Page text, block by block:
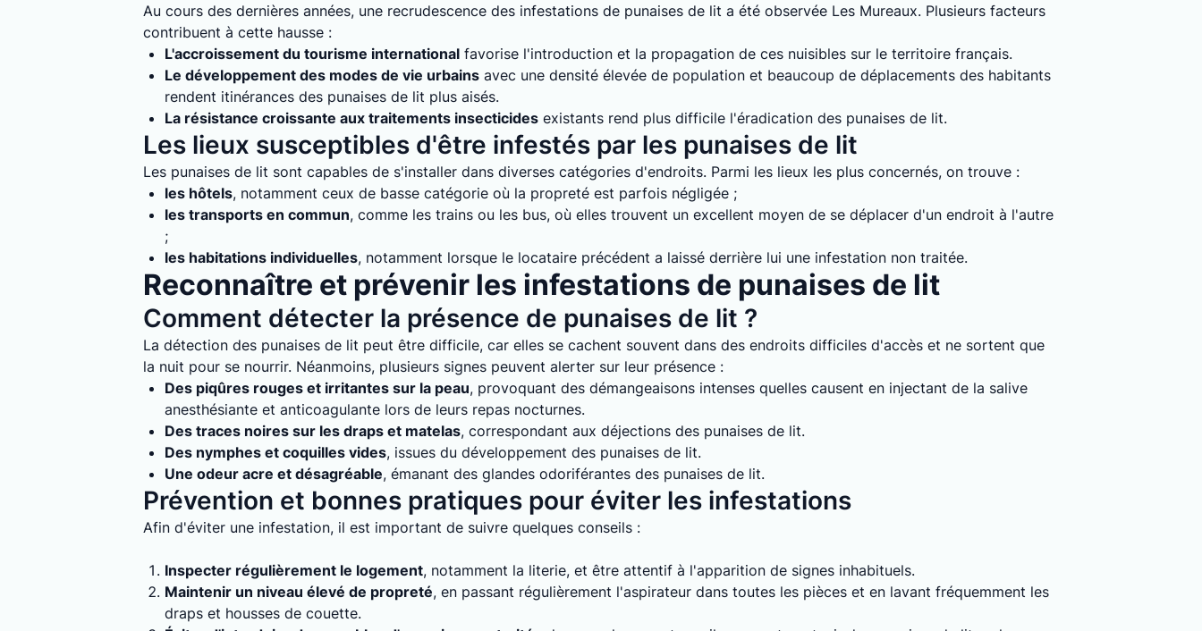
Au cours des dernières années, une recrudescence des infestations de punaises de lit a été observée Les Mureaux. Plusieurs facteurs
contribuent à cette hausse :
L'accroissement du tourisme international favorise l'introduction et la propagation de ces nuisibles sur le territoire français.
Le développement des modes de vie urbains avec une densité élevée de population et beaucoup de déplacements des habitants
rendent itinérances des punaises de lit plus aisés.
La résistance croissante aux traitements insecticides existants rend plus difficile l'éradication des punaises de lit.
Les lieux susceptibles d'être infestés par les punaises de lit
Les punaises de lit sont capables de s'installer dans diverses catégories d'endroits. Parmi les lieux les plus concernés, on trouve :
les hôtels, notamment ceux de basse catégorie où la propreté est parfois négligée ;
les transports en commun, comme les trains ou les bus, où elles trouvent un excellent moyen de se déplacer d'un endroit à l'autre
;
les habitations individuelles, notamment lorsque le locataire précédent a laissé derrière lui une infestation non traitée.
Reconnaître et prévenir les infestations de punaises de lit
Comment détecter la présence de punaises de lit ?
La détection des punaises de lit peut être difficile, car elles se cachent souvent dans des endroits difficiles d'accès et ne sortent que
la nuit pour se nourrir. Néanmoins, plusieurs signes peuvent alerter sur leur présence :
Des piqûres rouges et irritantes sur la peau, provoquant des démangeaisons intenses quelles causent en injectant de la salive
anesthésiante et anticoagulante lors de leurs repas nocturnes.
Des traces noires sur les draps et matelas, correspondant aux déjections des punaises de lit.
Des nymphes et coquilles vides, issues du développement des punaises de lit.
Une odeur acre et désagréable, émanant des glandes odoriférantes des punaises de lit.
Prévention et bonnes pratiques pour éviter les infestations
Afin d'éviter une infestation, il est important de suivre quelques conseils :
Inspecter régulièrement le logement, notamment la literie, et être attentif à l'apparition de signes inhabituels.
Maintenir un niveau élevé de propreté, en passant régulièrement l'aspirateur dans toutes les pièces et en lavant fréquemment les
draps et housses de couette.